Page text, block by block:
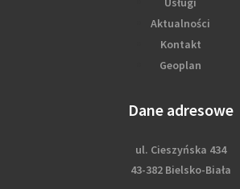
Aktualności
Kontakt
Geoplan
Dane adresowe
ul. Cieszyńska 434
43-382 Bielsko-Biała